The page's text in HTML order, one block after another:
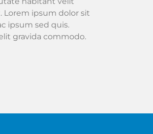
Lorem ipsum dolor sit
ipsum sed quis.
gravida commodo.